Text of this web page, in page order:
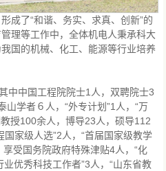
成了“和谐、务实、求真、创新”的
理等工作中，全体机电人秉承科大
国的机械、化工、能源等行业培养
中中国工程院院士1人，双聘院士3
学者６人，“外专计划”1人，“万
授100余人，博导23人，硕导112
家级人选”2人，“首届国家级教学
享受国务院政府特殊津贴4人，“化
优秀科技工作者”3人，“山东省教